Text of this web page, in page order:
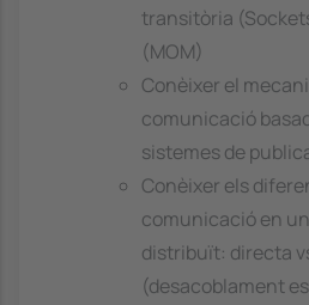
transitòria
(MOM)
Conèixer el
comunicació
sistemes de
Conèixer els
comunicació en
distribuït: directa
(desacoblament